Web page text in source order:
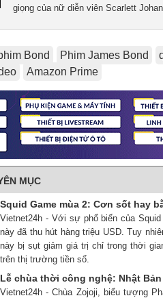
giọng của nữ diễn viên Scarlett
Bond Phim James Bond
Amazon Prime
MỤC
Squid Game mùa 2: Cơn sốt hay
Vietnet24h - Với sự phổ biến của
này đã thu hút hàng triệu USD. Tuy
này bị sụt giảm giá trị chỉ trong thời
trên thị trường tiền số.
Lễ chùa thời công nghệ: Nhật
Vietnet24h - Chùa Zojoji, biểu tượng